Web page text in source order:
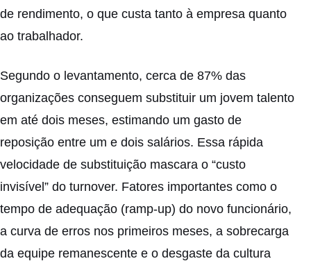
de rendimento, o que custa tanto à empresa quanto
ao trabalhador.
Segundo o levantamento, cerca de 87% das
organizações conseguem substituir um jovem talento
em até dois meses, estimando um gasto de
reposição entre um e dois salários. Essa rápida
velocidade de substituição mascara o “custo
invisível” do turnover. Fatores importantes como o
tempo de adequação (ramp-up) do novo funcionário,
a curva de erros nos primeiros meses, a sobrecarga
da equipe remanescente e o desgaste da cultura